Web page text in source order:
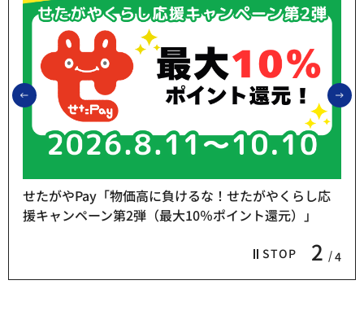
前のスライドを表示
STOP 2 4
せたがやPay「物価高に負けるな！せたがやくらし応
援キャンペーン第2弾（最大10％ポイント還元）」